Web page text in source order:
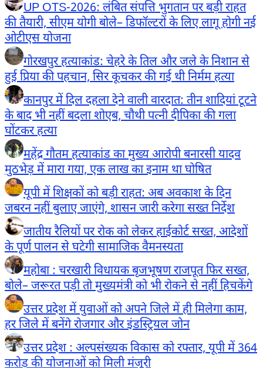
UP OTS-2026: लंबित संपत्ति भुगतान पर बड़ी राहत
की तैयारी, सीएम योगी बोले– डिफॉल्टरों के लिए लागू होगी नई
ओटीएस योजना
गोरखपुर हत्याकांड: चेहरे के तिल और जले के निशान से
हुई प्रिया की पहचान, सिर कूचकर की गई थी निर्मम हत्या
कानपुर में दिल दहला देने वाली वारदात: तीन शादियां टूटने
के बाद भी नहीं बदला शोएब, चौथी पत्नी दीपिका की गला
घोंटकर हत्या
महेंद्र गौतम हत्याकांड का मुख्य आरोपी बनारसी यादव
मुठभेड़ में मारा गया, एक लाख का इनाम था घोषित
यूपी में शिक्षकों को बड़ी राहत: अब अवकाश के दिन
जबरन नहीं बुलाए जाएंगे, शासन जारी करेगा सख्त निर्देश
जातीय रैलियों पर रोक को लेकर हाईकोर्ट सख्त, आदेशों
के पूर्ण पालन से घटेगी सामाजिक वैमनस्यता
महोबा : चरखारी विधायक बृजभूषण राजपूत फिर सख्त,
बोले– जरूरत पड़ी तो मुख्यमंत्री को भी रोकने से नहीं हिचकेंगे
उत्तर प्रदेश में युवाओं को अपने जिले में ही मिलेगा काम,
हर जिले में बनेंगे रोजगार और इंडस्ट्रियल जोन
उत्तर प्रदेश : अल्पसंख्यक विकास को रफ्तार, यूपी में 364
करोड़ की योजनाओं को मिली मंजूरी